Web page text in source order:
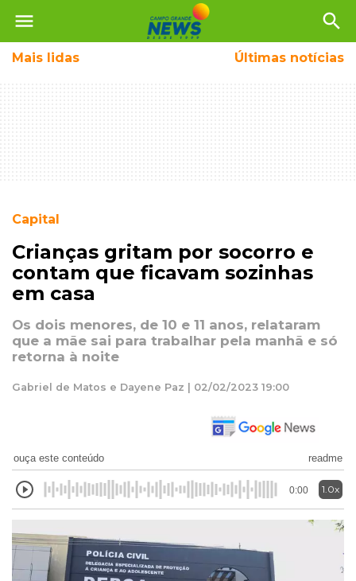
menu search
Mais lidas Últimas notícias
Capital
Crianças gritam por socorro e
contam que ficavam sozinhas
em casa
Os dois menores, de 10 e 11 anos, relataram
que a mãe sai para trabalhar pela manhã e só
retorna à noite
Gabriel de Matos e Dayene Paz | 02/02/2023 19:00
ouça este conteúdo readme
0:00 1.0x